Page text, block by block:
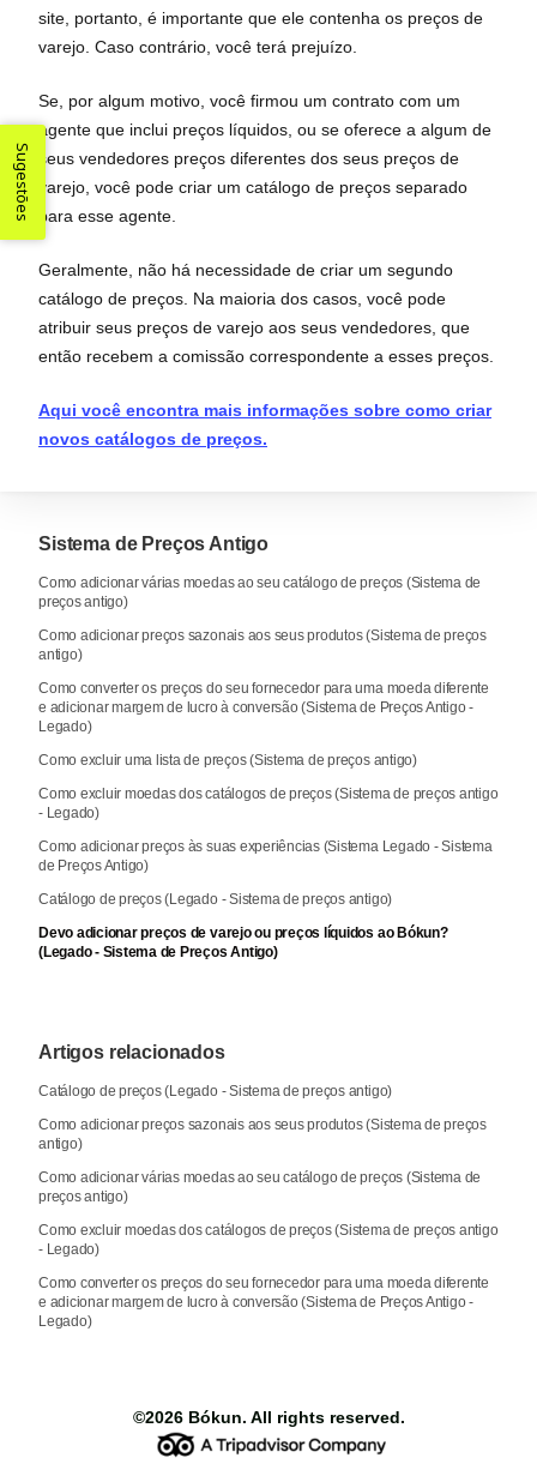
site, portanto, é importante que ele contenha os preços de
varejo. Caso contrário, você terá prejuízo.
Se, por algum motivo, você firmou um contrato com um
agente que inclui preços líquidos, ou se oferece a algum de
seus vendedores preços diferentes dos seus preços de
varejo, você pode criar um catálogo de preços separado
para esse agente.
Geralmente, não há necessidade de criar um segundo
catálogo de preços. Na maioria dos casos, você pode
atribuir seus preços de varejo aos seus vendedores, que
então recebem a comissão correspondente a esses preços.
Aqui você encontra mais informações sobre como criar
novos catálogos de preços.
Sistema de Preços Antigo
Como adicionar várias moedas ao seu catálogo de preços (Sistema de
preços antigo)
Como adicionar preços sazonais aos seus produtos (Sistema de preços
antigo)
Como converter os preços do seu fornecedor para uma moeda diferente
e adicionar margem de lucro à conversão (Sistema de Preços Antigo -
Legado)
Como excluir uma lista de preços (Sistema de preços antigo)
Como excluir moedas dos catálogos de preços (Sistema de preços antigo
- Legado)
Como adicionar preços às suas experiências (Sistema Legado - Sistema
de Preços Antigo)
Catálogo de preços (Legado - Sistema de preços antigo)
Devo adicionar preços de varejo ou preços líquidos ao Bókun?
(Legado - Sistema de Preços Antigo)
Artigos relacionados
Catálogo de preços (Legado - Sistema de preços antigo)
Como adicionar preços sazonais aos seus produtos (Sistema de preços
antigo)
Como adicionar várias moedas ao seu catálogo de preços (Sistema de
preços antigo)
Como excluir moedas dos catálogos de preços (Sistema de preços antigo
- Legado)
Como converter os preços do seu fornecedor para uma moeda diferente
e adicionar margem de lucro à conversão (Sistema de Preços Antigo -
Legado)
©2026 Bókun. All rights reserved.
Sugestões